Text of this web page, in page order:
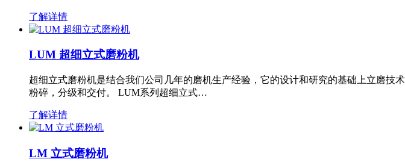
了解详情
LUM 超细立式磨粉机
超细立式磨粉机是结合我们公司几年的磨机生产经验，它的设计和研究的基础上立磨
粉碎，分级和交付。 LUM系列超细立式…
了解详情
LM 立式磨粉机